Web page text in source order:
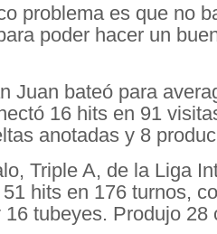
problema es que no
poder hacer un
Juan bateó para
16 hits en 91
anotadas y 8
Triple A, de la Liga
hits en 176 turnos,
tubeyes. Produjo 28